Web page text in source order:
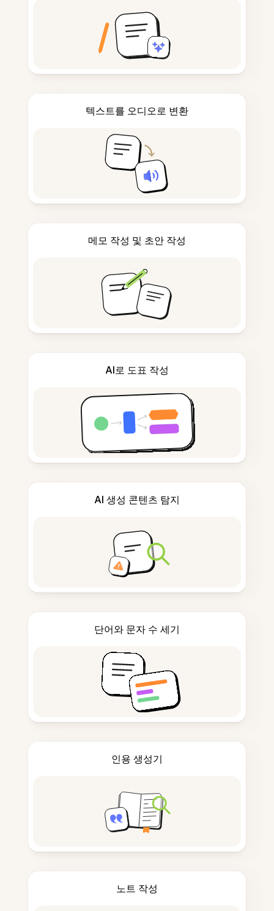
텍스트를 오디오로 변환
메모 작성 및 초안 작성
AI로 도표 작성
AI 생성 콘텐츠 탐지
단어와 문자 수 세기
인용 생성기
노트 작성